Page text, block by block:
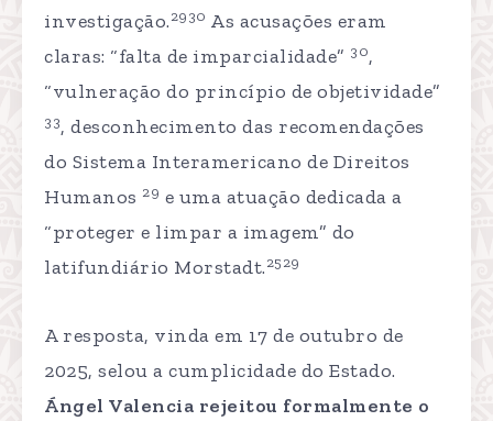
investigação.2930 As acusações eram
claras: “falta de imparcialidade” 30,
“vulneração do princípio de objetividade”
33, desconhecimento das recomendações
do Sistema Interamericano de Direitos
Humanos 29 e uma atuação dedicada a
“proteger e limpar a imagem” do
latifundiário Morstadt.2529
A resposta, vinda em 17 de outubro de
2025, selou a cumplicidade do Estado.
Ángel Valencia rejeitou formalmente o